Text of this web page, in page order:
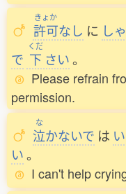
きょか
許可なし に し
で
くだ
下 さい。
Please refrain
permission.
な
泣かないで は
い。
I can't help